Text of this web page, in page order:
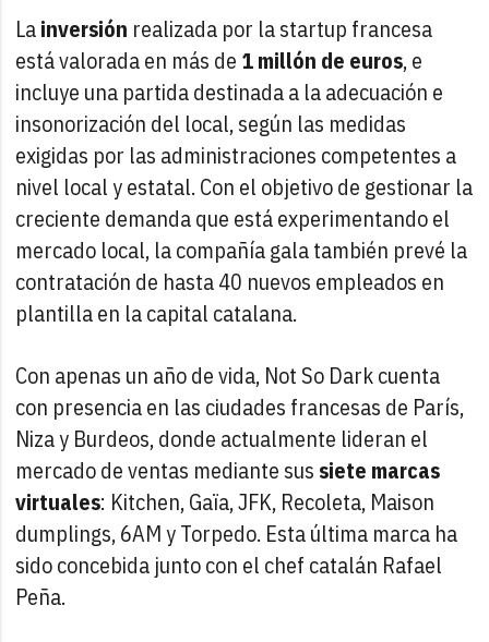
Lainversión realizada por la startup francesa
está valorada en más de 1 millón de euros, e
incluye una partida destinada a la adecuación e
insonorización del local, según las medidas
exigidas por las administraciones competentes a
nivel local y estatal. Con el objetivo de gestionar la
creciente demanda que está experimentando el
mercado local, la compañía gala también prevé la
contratación de hasta 40 nuevos empleados en
plantilla en la capital catalana.
Con apenas un año de vida, Not So Dark cuenta
con presencia en las ciudades francesas de París,
Niza y Burdeos, donde actualmente lideran el
mercado de ventas mediante sus siete marcas
virtuales: Kitchen, Gaïa, JFK, Recoleta, Maison
dumplings, 6AM y Torpedo. Esta última marca ha
sido concebida junto con el chef catalán Rafael
Peña.